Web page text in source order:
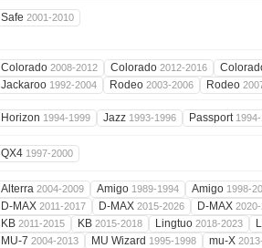
Safe 2001-2010
Colorado 2008-2012 Colorado 2012-2016
Jackaroo 1992-2004 Rodeo 2003-2006 Rodeo
Horizon 1994-1999 Jazz 1993-1996 Passport
QX4 1997-2000
Alterra 2004-2009 Amigo 1989-1994 Amigo 1998-
D-MAX 2011-2017 D-MAX 2015-2026 D-MAX
KB 2011-2015 KB 2015-2018 Lingtuo 2018-2023
MU-7 2004-2013 MU Wizard 1995-1998 mu-X